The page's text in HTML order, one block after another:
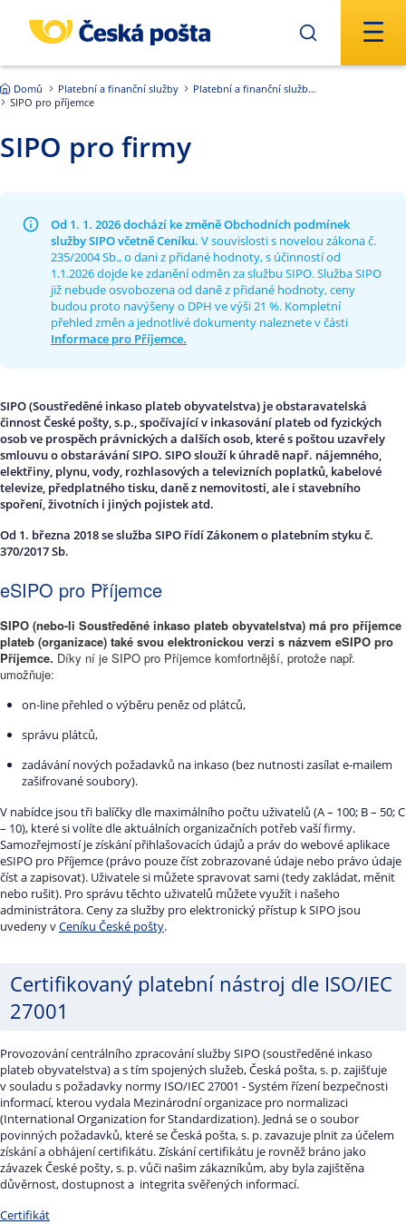
Domů Platební a finanční služby
Platební a finanční služby ČR
SIPO pro příjemce
SIPO pro firmy
Od 1. 1. 2026 dochází ke změně Obchodních podmínek
služby SIPO včetně Ceníku. V souvislosti s novelou zákona č.
235/2004 Sb., o dani z přidané hodnoty, s účinností od
1.1.2026 dojde ke zdanění odměn za službu SIPO. Služba SIPO
již nebude osvobozena od daně z přidané hodnoty, ceny
budou proto navýšeny o DPH ve výši 21 %. Kompletní
přehled změn a jednotlivé dokumenty naleznete v části
Informace pro Příjemce.
SIPO (Soustředěné inkaso plateb obyvatelstva) je obstaravatelská
činnost České pošty, s.p., spočívající v inkasování plateb od fyzických
osob ve prospěch právnických a dalších osob, které s poštou uzavřely
smlouvu o obstarávání SIPO. SIPO slouží k úhradě např. nájemného,
elektřiny, plynu, vody, rozhlasových a televizních poplatků, kabelové
televize, předplatného tisku, daně z nemovitosti, ale i stavebního
spoření, životních i jiných pojistek atd.
Od 1. března 2018 se služba SIPO řídí Zákonem o platebním styku č.
370/2017 Sb.
eSIPO pro Příjemce
SIPO (nebo-li Soustředěné inkaso plateb obyvatelstva) má pro příjemce
plateb (organizace) také svou elektronickou verzi s názvem eSIPO pro
Příjemce. Díky ní je SIPO pro Příjemce komfortnější, protože např.
umožňuje:
on-line přehled o výběru peněz od plátců,
správu plátců,
zadávání nových požadavků na inkaso (bez nutnosti zasílat e-mailem
zašifrované soubory).
V nabídce jsou tři balíčky dle maximálního počtu uživatelů (A – 100; B – 50; C
– 10), které si volíte dle aktuálních organizačních potřeb vaší firmy.
Samozřejmostí je získání přihlašovacích údajů a práv do webové aplikace
eSIPO pro Příjemce (právo pouze číst zobrazované údaje nebo právo údaje
číst a zapisovat). Uživatele si můžete spravovat sami (tedy zakládat, měnit
nebo rušit). Pro správu těchto uživatelů můžete využít i našeho
administrátora. Ceny za služby pro elektronický přístup k SIPO jsou
uvedeny vCeníku České pošty.
Certifikovaný platební nástroj dle ISO/IEC
27001
Provozování centrálního zpracování služby SIPO (soustředěné inkaso
plateb obyvatelstva) a s tím spojených služeb, Česká pošta, s. p. zajišťuje
v souladu s požadavky normy ISO/IEC 27001 - Systém řízení bezpečnosti
informací, kterou vydala Mezinárodní organizace pro normalizaci
(International Organization for Standardization). Jedná se o soubor
povinných požadavků, které se Česká pošta, s. p. zavazuje plnit za účelem
získání a obhájení certifikátu. Získání certifikátu je rovněž bráno jako
závazek České pošty, s. p. vůči našim zákazníkům, aby byla zajištěna
důvěrnost, dostupnost a integrita svěřených informací.
Certifikát